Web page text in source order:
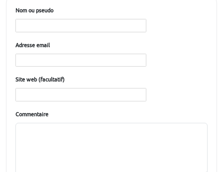
Nom ou pseudo
Adresse email
Site web (facultatif)
Commentaire